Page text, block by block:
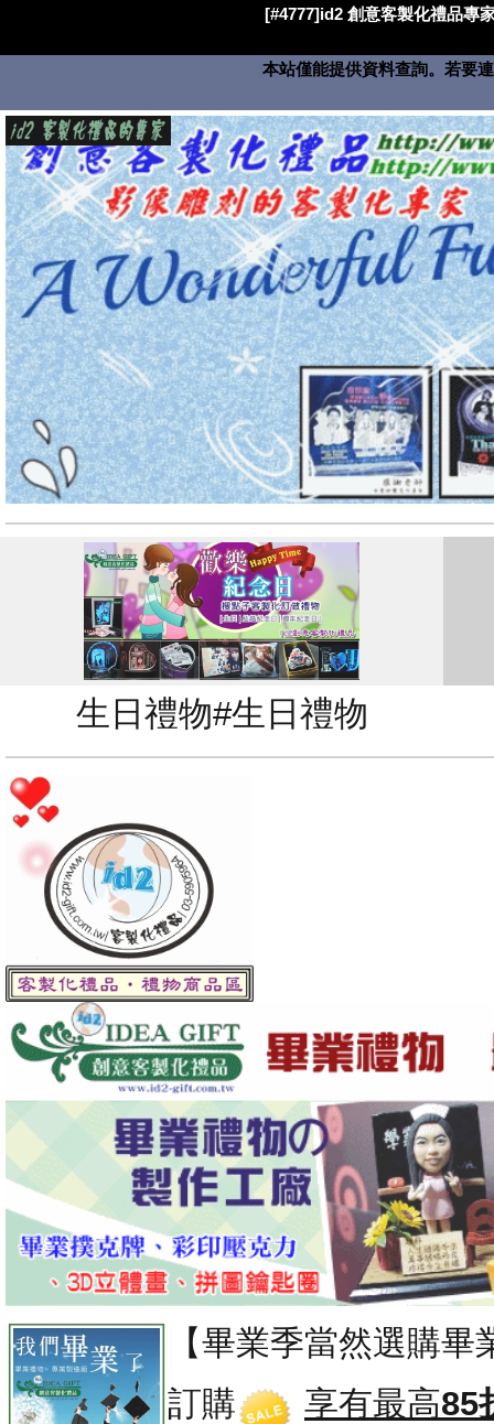
[#4777]id2 創意客製化禮品專
本站僅能提供資料查詢。若要
生日禮物#生日禮物
【畢業季當然選購
訂購
享有最高85